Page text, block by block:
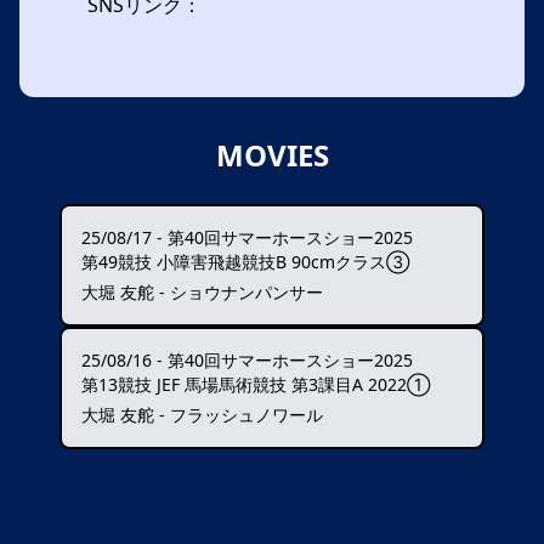
MOVIES
25/08/17 - 第40回サマーホースショー2025
第49競技 小障害飛越競技B 90cmクラス③
大堀 友舵 - ショウナンパンサー
25/08/16 - 第40回サマーホースショー2025
第13競技 JEF 馬場馬術競技 第3課目A 2022①
大堀 友舵 - フラッシュノワール